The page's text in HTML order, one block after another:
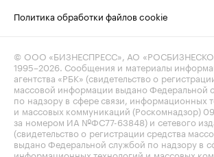
Политика обработки файлов cookie
© ООО «БИЗНЕСПРЕСС», АО
1995–2026. Сообщения и материалы
агентства «РБК» (свидетельство о
массовой информации выдано Федеральной
по надзору в сфере связи, информационных
и массовых коммуникаций (Роскомнадзор)
за номером ИА №ФС77-63848) и сетевого
(свидетельство о регистрации средства
выдано Федеральной службой по надзору в